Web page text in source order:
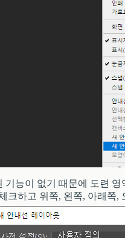
기능이 없기 때문에 도련
크하고 위쪽, 왼쪽, 아래쪽